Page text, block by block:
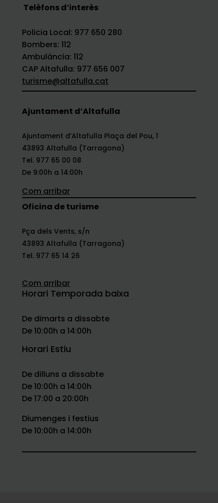
Telèfons d’interès
Policia Local: 977 650 280
Bombers: 112
Ambulància: 112
CAP Altafulla: 977 656 007
turisme@altafulla.cat
Ajuntament d’Altafulla
Ajuntament d’Altafulla Plaça del Pou, 1
43893 Altafulla (Tarragona)
Tel. 977 65 00 08
De 9:00h a 14:00h
Com arribar
Oficina de turisme
Pça dels Vents, s/n
43893 Altafulla (Tarragona)
Tel. 977 65 14 26
Com arribar
Horari Temporada baixa
De dimarts a dissabte
De 10:00h a 14:00h
Horari Estiu
De dilluns a dissabte
De 10:00h a 14:00h
De 17:00 a 20:00h
Diumenges i festius
De 10:00h a 14:00h